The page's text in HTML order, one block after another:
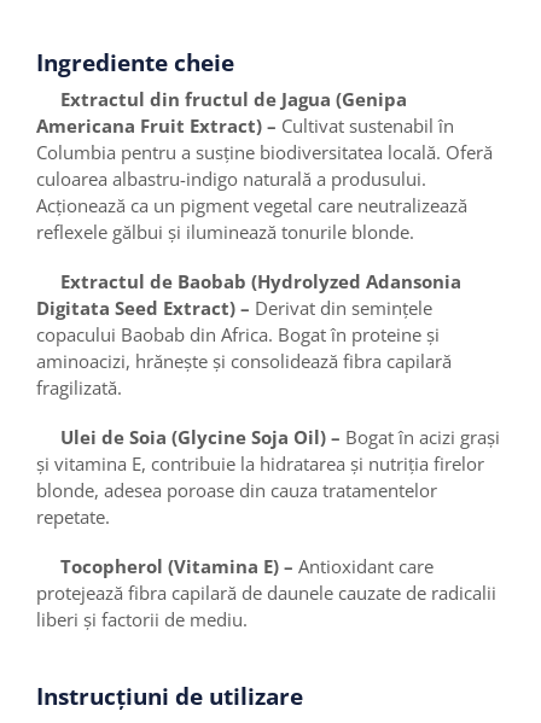
Ingrediente cheie
Extractul din fructul de Jagua (Genipa
Americana Fruit Extract) – Cultivat sustenabil în
Columbia pentru a susține biodiversitatea locală. Oferă
culoarea albastru-indigo naturală a produsului.
Acționează ca un pigment vegetal care neutralizează
reflexele gălbui și iluminează tonurile blonde.
Extractul de Baobab (Hydrolyzed Adansonia
Digitata Seed Extract) – Derivat din semințele
copacului Baobab din Africa. Bogat în proteine și
aminoacizi, hrănește și consolidează fibra capilară
fragilizată.
Ulei de Soia (Glycine Soja Oil) – Bogat în acizi grași
și vitamina E, contribuie la hidratarea și nutriția firelor
blonde, adesea poroase din cauza tratamentelor
repetate.
Tocopherol (Vitamina E) – Antioxidant care
protejează fibra capilară de daunele cauzate de radicalii
liberi și factorii de mediu.
Instrucțiuni de utilizare